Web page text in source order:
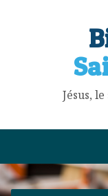
Jésus,